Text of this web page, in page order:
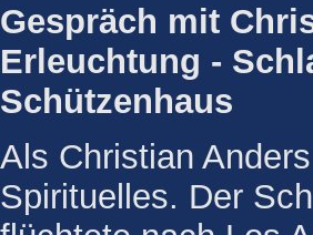
Gespräch mit
Erleuchtung -
Schützenhaus
Als Christian
Spirituelles. Der